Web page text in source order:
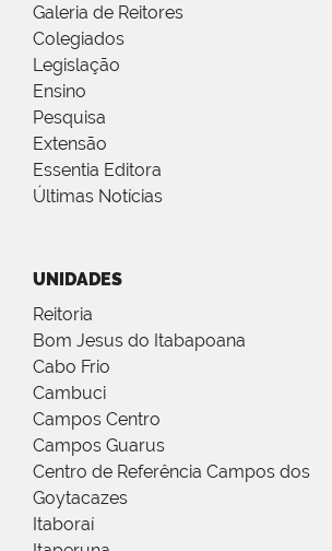
Galeria de Reitores
Colegiados
Legislação
Ensino
Pesquisa
Extensão
Essentia Editora
Últimas Notícias
UNIDADES
Reitoria
Bom Jesus do Itabapoana
Cabo Frio
Cambuci
Campos Centro
Campos Guarus
Centro de Referência Campos dos
Goytacazes
Itaboraí